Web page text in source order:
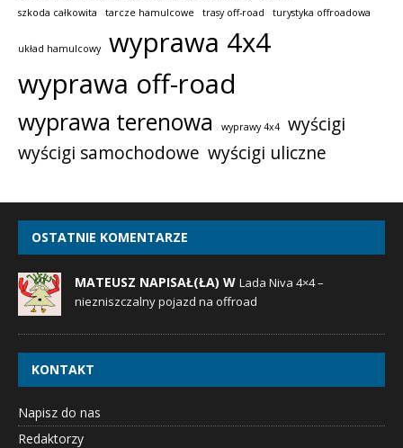
szkoda całkowita
tarcze hamulcowe trasy off-road turystyka offroadowa
układ hamulcowy
wyprawa 4x4
wyprawa off-road
wyprawa terenowa wyprawy 4x4
wyścigi
wyścigi samochodowe wyścigi uliczne
OSTATNIE KOMENTARZE
MATEUSZ NAPISAŁ(ŁA) W Lada Niva 4×4 –
niezniszczalny pojazd na offroad
KONTAKT
Napisz do nas
Redaktorzy